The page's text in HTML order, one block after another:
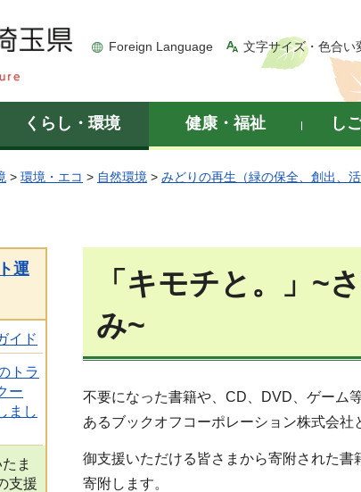
Foreign Language 文字サイズ・色合い
くらし・環境 健康・福祉 し
> 環境・エコ > 自然環境 > みどりの再生（緑の保全、創出、活
運
イド
トラ
ー
まし
ま
支援
「キモチと。」~
み~
不要になった書籍や、CD、DVD、ゲーム
あるブックオフコーポレーション株式会社
御支援いただける皆さまから寄附された
寄附します。